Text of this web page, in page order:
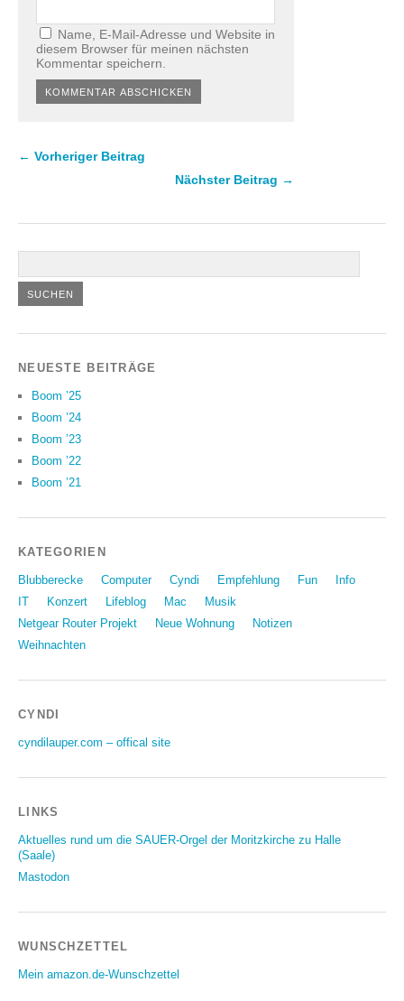
Name, E-Mail-Adresse und Website in
diesem Browser für meinen nächsten
Kommentar speichern.
← Vorheriger Beitrag
Nächster Beitrag →
NEUESTE BEITRÄGE
Boom ’25
Boom ’24
Boom ’23
Boom ’22
Boom ’21
KATEGORIEN
Blubberecke Computer Cyndi Empfehlung Fun
Info
IT
Konzert Lifeblog Mac
Musik
Netgear Router Projekt
Neue Wohnung
Notizen
Weihnachten
CYNDI
cyndilauper.com – offical site
LINKS
Aktuelles rund um die SAUER-Orgel der Moritzkirche zu Halle
(Saale)
Mastodon
WUNSCHZETTEL
Mein amazon.de-Wunschzettel